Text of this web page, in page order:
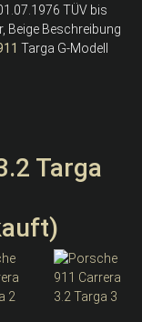
TÜV bis
Beige Beschreibung
Targa G-Modell
Targa